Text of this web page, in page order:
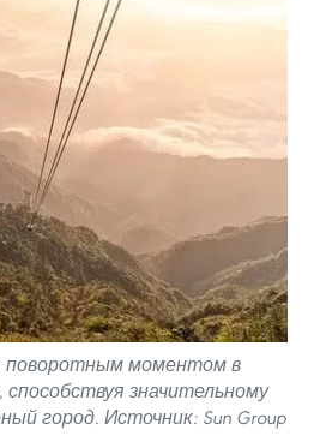
поворотным моментом в
значительному
город. Источник: Sun Group